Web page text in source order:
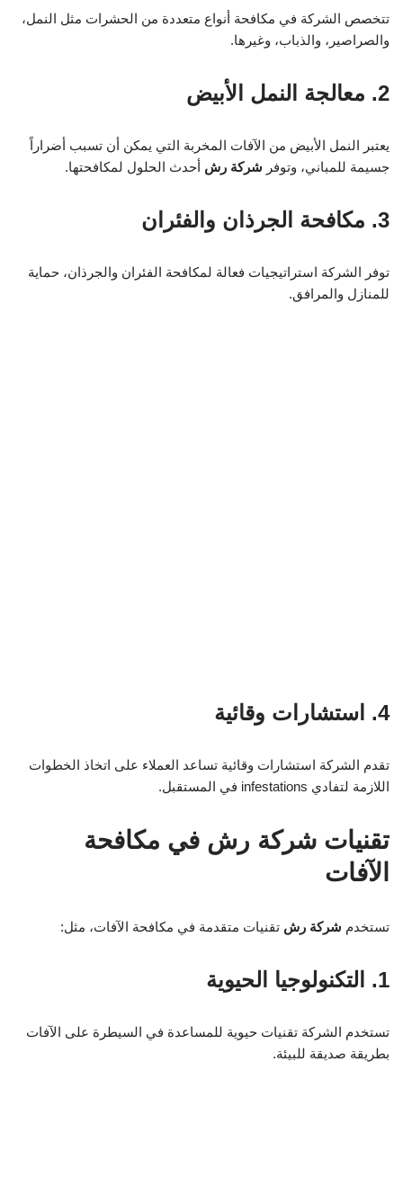
تتخصص الشركة في مكافحة أنواع متعددة من الحشرات مثل النمل،
والصراصير، والذباب، وغيرها.
2. معالجة النمل الأبيض
يعتبر النمل الأبيض من الآفات المخربة التي يمكن أن تسبب أضراراً
جسيمة للمباني، وتوفر شركة رش أحدث الحلول لمكافحتها.
3. مكافحة الجرذان والفئران
توفر الشركة استراتيجيات فعالة لمكافحة الفئران والجرذان، حماية
للمنازل والمرافق.
4. استشارات وقائية
تقدم الشركة استشارات وقائية تساعد العملاء على اتخاذ الخطوات
اللازمة لتفادي infestations في المستقبل.
تقنيات شركة رش في مكافحة
الآفات
تستخدم شركة رش تقنيات متقدمة في مكافحة الآفات، مثل:
1. التكنولوجيا الحيوية
تستخدم الشركة تقنيات حيوية للمساعدة في السيطرة على الآفات
بطريقة صديقة للبيئة.